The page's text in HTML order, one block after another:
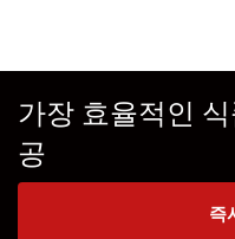
가장 효율적인
공
즉